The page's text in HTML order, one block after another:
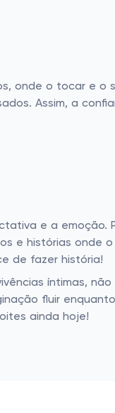
onde o tocar e o
Assim, a
e a emoção.
e histórias onde
de fazer história!
íntimas, não
fluir
ainda hoje!